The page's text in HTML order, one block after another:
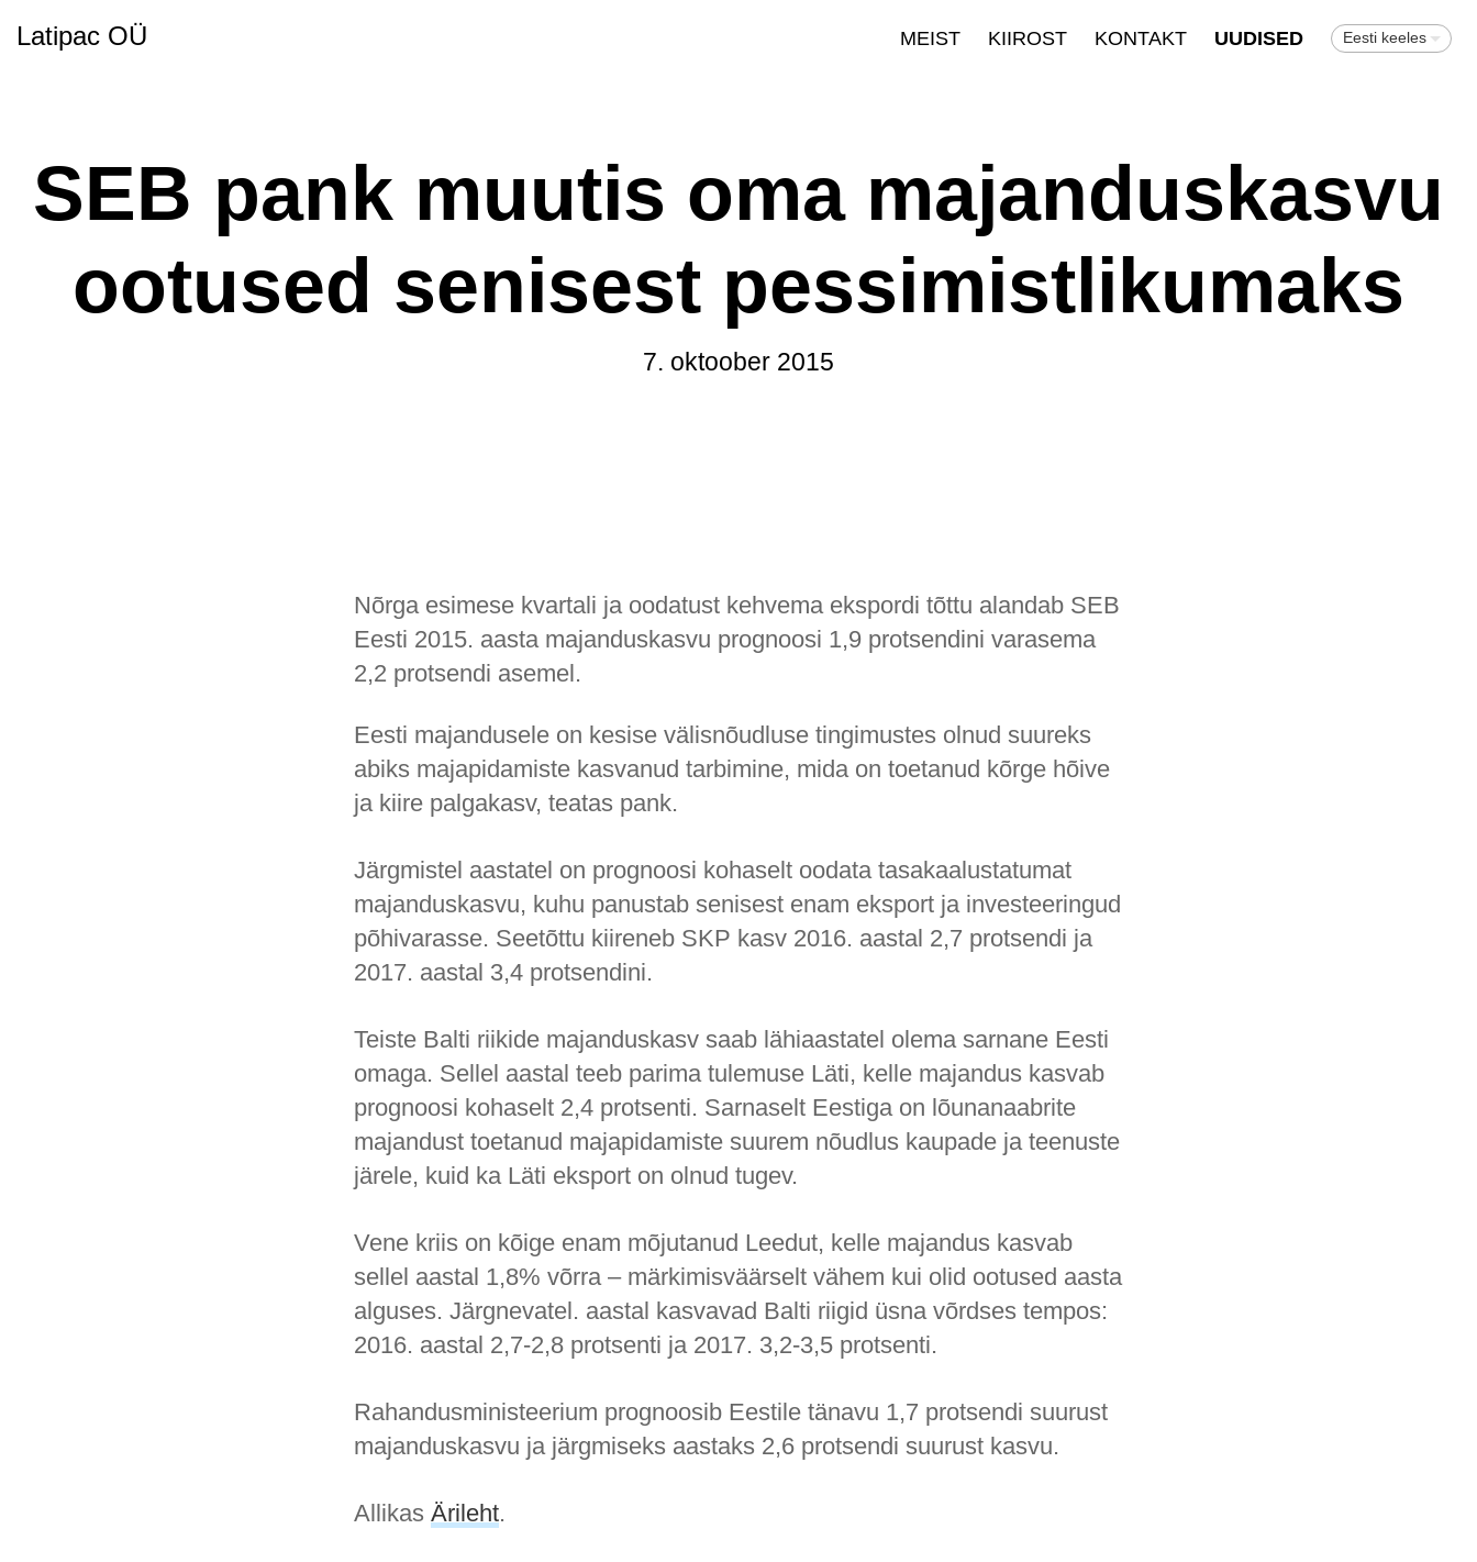
Latipac OÜ MEIST KIIROST KONTAKT UUDISED Eesti keeles
SEB pank muutis oma majanduskasvu
ootused senisest pessimistlikumaks
7. oktoober 2015
Nõrga esimese kvartali ja oodatust kehvema ekspordi tõttu alandab SEB
Eesti 2015. aasta majanduskasvu prognoosi 1,9 protsendini varasema
2,2 protsendi asemel.
Eesti majandusele on kesise välisnõudluse tingimustes olnud suureks
abiks majapidamiste kasvanud tarbimine, mida on toetanud kõrge hõive
ja kiire palgakasv, teatas pank.
Järgmistel aastatel on prognoosi kohaselt oodata tasakaalustatumat
majanduskasvu, kuhu panustab senisest enam eksport ja investeeringud
põhivarasse. Seetõttu kiireneb SKP kasv 2016. aastal 2,7 protsendi ja
2017. aastal 3,4 protsendini.
Teiste Balti riikide majanduskasv saab lähiaastatel olema sarnane Eesti
omaga. Sellel aastal teeb parima tulemuse Läti, kelle majandus kasvab
prognoosi kohaselt 2,4 protsenti. Sarnaselt Eestiga on lõunanaabrite
majandust toetanud majapidamiste suurem nõudlus kaupade ja teenuste
järele, kuid ka Läti eksport on olnud tugev.
Vene kriis on kõige enam mõjutanud Leedut, kelle majandus kasvab
sellel aastal 1,8% võrra – märkimisväärselt vähem kui olid ootused aasta
alguses. Järgnevatel. aastal kasvavad Balti riigid üsna võrdses tempos:
2016. aastal 2,7-2,8 protsenti ja 2017. 3,2-3,5 protsenti.
Rahandusministeerium prognoosib Eestile tänavu 1,7 protsendi suurust
majanduskasvu ja järgmiseks aastaks 2,6 protsendi suurust kasvu.
AllikasÄrileht.